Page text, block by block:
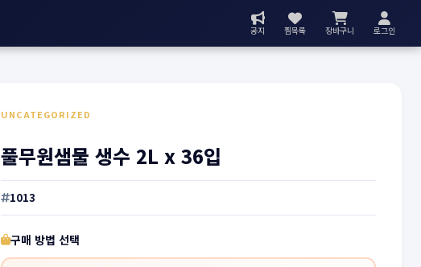
공지 찜목록 장바구니 로그인
UNCATEGORIZED
풀무원샘물 생수 2L x 36입
1013
구매 방법 선택